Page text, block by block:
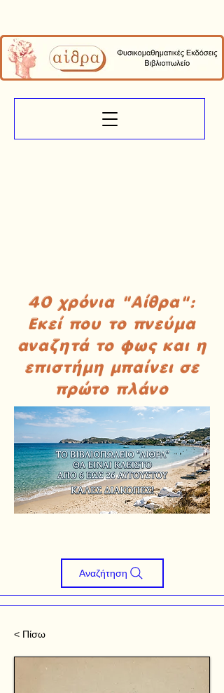
40 χρόνια "Αίθρα":
Εκεί που το πνεύμα
αναζητά το φως και η
επιστήμη μπαίνει σε
πρώτο πλάνο
Αναζήτηση
< Πίσω